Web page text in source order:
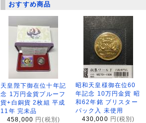
おすすめ商品
天皇陛下御在位十年記
念 1万円金貨プルーフ
貨+白銅貨 2枚組 平成
11年 完未品
458,000 円(税別)
昭和天皇様御在位60
年記念 10万円金貨 昭
和62年銘 ブリスター
パック入 未使用
430,000 円(税別)